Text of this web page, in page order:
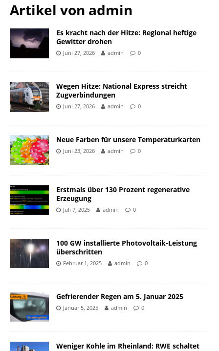
Artikel von admin
Es kracht nach der Hitze: Regional heftige
Gewitter drohen
Juni 27, 2026 admin 0
Wegen Hitze: National Express streicht
Zugverbindungen
Juni 27, 2026 admin 0
Neue Farben für unsere Temperaturkarten
Juni 23, 2026 admin 0
Erstmals über 130 Prozent regenerative
Erzeugung
Juli 7, 2025 admin 0
100 GW installierte Photovoltaik-Leistung
überschritten
Februar 1, 2025 admin 0
Gefrierender Regen am 5. Januar 2025
Januar 5, 2025 admin 0
Weniger Kohle im Rheinland: RWE schaltet